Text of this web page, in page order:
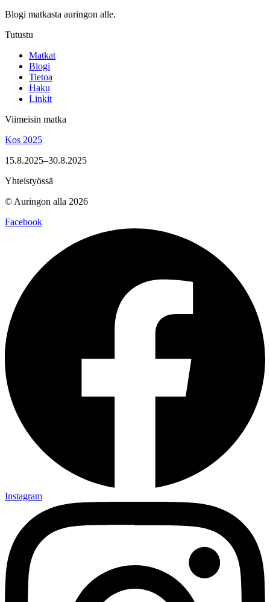
Blogi matkasta auringon alle.
Tutustu
Matkat
Blogi
Tietoa
Haku
Linkit
Viimeisin matka
Kos 2025
15.8.2025–30.8.2025
Yhteistyössä
© Auringon alla 2026
Facebook
Instagram